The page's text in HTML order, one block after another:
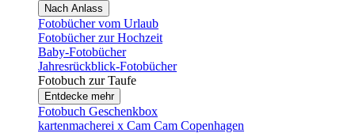
Nach Anlass
Fotobücher vom Urlaub
Fotobücher zur Hochzeit
Baby-Fotobücher
Jahresrückblick-Fotobücher
Fotobuch zur Taufe
Entdecke mehr
Fotobuch Geschenkbox
kartenmacherei x Cam Cam Copenhagen